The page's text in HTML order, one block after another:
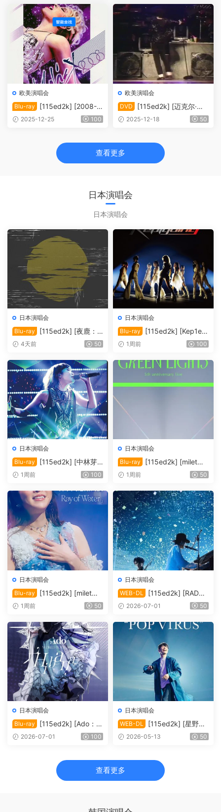
唱会 | ARIRANG |＊内封多国
软字幕][1080P][MKV/9.91 G
iB]
6 GiB]
欧美演唱会
Blu-ray
[115ed2k] [2008-
凯莉·米洛 伦敦剧院演唱会 ]
2025-12-25 100
欧美演唱会
DVD
[115ed2k] [迈克尔·杰
克逊 – 1997年瑞典哥德堡历
2025-12-18 50
查看更多
日本演唱会
日本演唱会
日本演唱会
Blu-ray
[115ed2k] [夜鹿：2
022「月光」演唱会][MKV/1
AC2.0.x264]
4天前 50
日本演唱会
Blu-ray
[115ed2k] [Kep1er
日本演唱会2024][ISO/42.36
1周前 100
日本演唱会
Blu-ray
[115ed2k] [中林芽
依-2016纪念演唱会][ISO/39.
1周前 100
日本演唱会
Blu-ray
[115ed2k] [milet：
出道五周年纪念演唱会「GRE
节]][MKV/5.71 GiB]
1周前 50
日本演唱会
Blu-ray
[115ed2k] [milet日
本武道馆演唱会「Ray of Wat
udokan 2026「Ray of Wate
r」][1080p.BluRay.x264.FL
AC.2.0][MKV/7.28 GiB]
1周前 50
日本演唱会
WEB-DL
[115ed2k] [RADWI
MPS 20周年巡回演唱会 RAD
Y.LIVE.TOUR.2025.][1080
p][MKV/4.61 GiB]
2026-07-01 50
日本演唱会
Blu-ray
[115ed2k] [Ado：2
025世界巡回演唱会 “Hibana”
2026-07-01 100
日本演唱会
WEB-DL
[115ed2k] [星野源
巡回演唱会：流行病毒.GEN.
F.WEB-DL.H264.AAC-UBWE
B][MKV/5.48 GiB]
2026-05-13 50
查看更多